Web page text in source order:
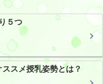
５つ
スメ授乳姿勢とは？